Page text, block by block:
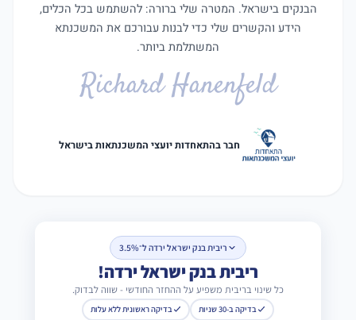
הבנקים בישראל. המטרה שלי ברורה: להשתמש בכל הכלים,
הידע והקשרים שלי כדי לבנות עבורכם את המשכנתא
המשתלמת ביותר.
Richard Hanenfeld
חבר בהתאחדות יועצי המשכנתאות בישראל
ריבית בנק ישראל ירדה ל־3.5%
ריבית בנק ישראל ירדה!
כל שינוי בריבית משפיע על ההחזר החודשי - שווה לבדוק.
בדיקה ב-30 שניות בדיקה ראשונית ללא עלות